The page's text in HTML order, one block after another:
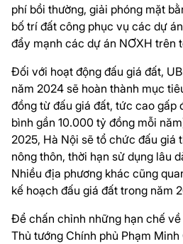
phí bồi thường, giải phóng mặt
bố trí đất công phục vụ các dự
đẩy mạnh các dự án NƠXH trên
Đối với hoạt động đấu giá đất,
năm 2024 sẽ hoàn thành mục
đồng từ đấu giá đất, tức cao gấp
bình gần 10.000 tỷ đồng mỗi
2025, Hà Nội sẽ tổ chức đấu giá
nông thôn, thời hạn sử dụng lâu
Nhiều địa phương khác cũng
kế hoạch đấu giá đất trong năm
Để chấn chỉnh những hạn chế
Thủ tướng Chính phủ Phạm